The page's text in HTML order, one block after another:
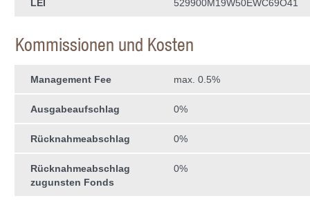
LEI 529900M19W50EWC69O41
Kommissionen und Kosten
Management Fee max. 0.5%
Ausgabeaufschlag 0%
Rücknahmeabschlag 0%
Rücknahmeabschlag
zugunsten Fonds
0%